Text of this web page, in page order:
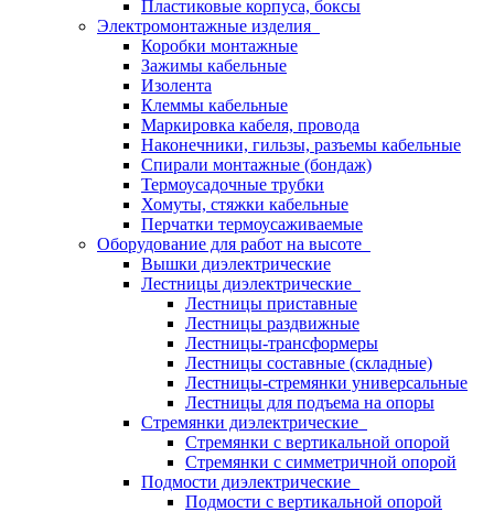
Пластиковые корпуса, боксы
Электромонтажные изделия
Коробки монтажные
Зажимы кабельные
Изолента
Клеммы кабельные
Маркировка кабеля, провода
Наконечники, гильзы, разъемы кабельные
Спирали монтажные (бондаж)
Термоусадочные трубки
Хомуты, стяжки кабельные
Перчатки термоусаживаемые
Оборудование для работ на высоте
Вышки диэлектрические
Лестницы диэлектрические
Лестницы приставные
Лестницы раздвижные
Лестницы-трансформеры
Лестницы составные (складные)
Лестницы-стремянки универсальные
Лестницы для подъема на опоры
Стремянки диэлектрические
Стремянки с вертикальной опорой
Стремянки с симметричной опорой
Подмости диэлектрические
Подмости с вертикальной опорой